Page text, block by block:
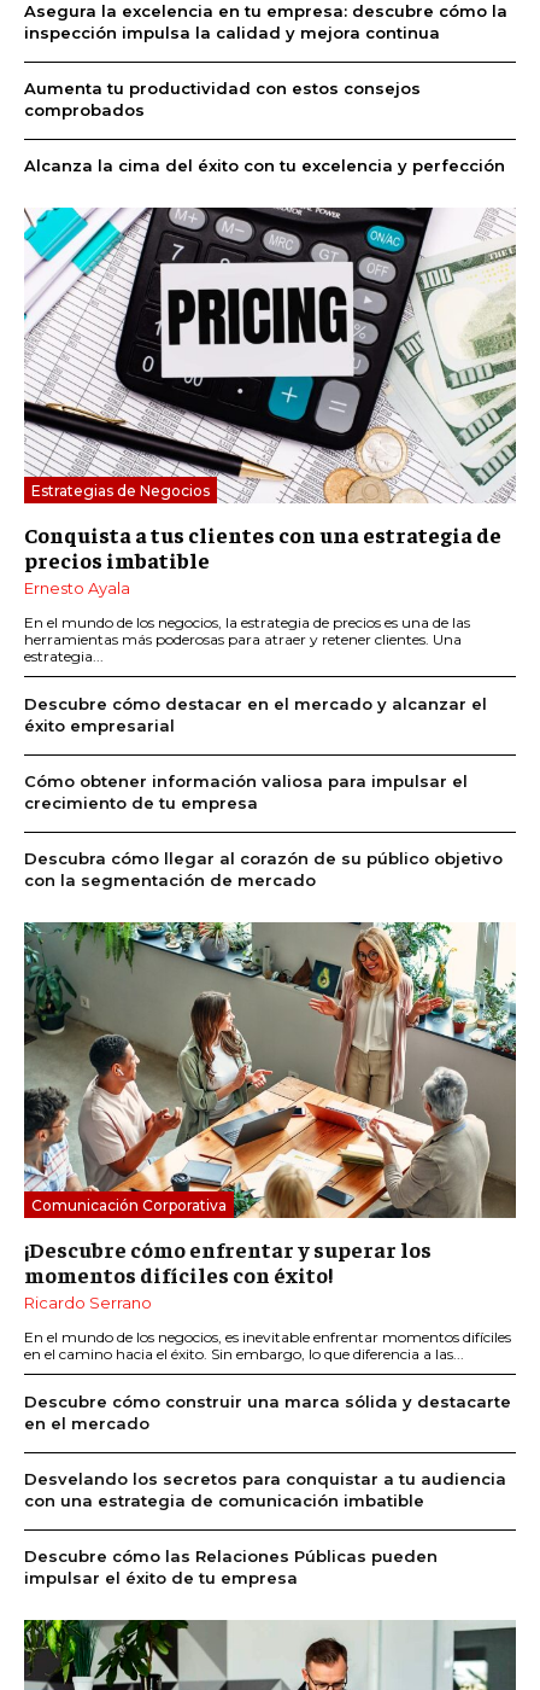
Asegura la excelencia en tu empresa: descubre cómo la
inspección impulsa la calidad y mejora continua
Aumenta tu productividad con estos consejos
comprobados
Alcanza la cima del éxito con tu excelencia y perfección
Estrategias de Negocios
Conquista a tus clientes con una estrategia de
precios imbatible
Ernesto Ayala
En el mundo de los negocios, la estrategia de precios es una de las
herramientas más poderosas para atraer y retener clientes. Una
estrategia...
Descubre cómo destacar en el mercado y alcanzar el
éxito empresarial
Cómo obtener información valiosa para impulsar el
crecimiento de tu empresa
Descubra cómo llegar al corazón de su público objetivo
con la segmentación de mercado
Comunicación Corporativa
¡Descubre cómo enfrentar y superar los
momentos difíciles con éxito!
Ricardo Serrano
En el mundo de los negocios, es inevitable enfrentar momentos difíciles
en el camino hacia el éxito. Sin embargo, lo que diferencia a las...
Descubre cómo construir una marca sólida y destacarte
en el mercado
Desvelando los secretos para conquistar a tu audiencia
con una estrategia de comunicación imbatible
Descubre cómo las Relaciones Públicas pueden
impulsar el éxito de tu empresa